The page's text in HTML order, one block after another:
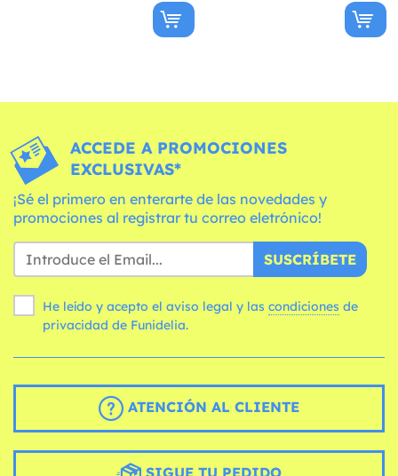
ACCEDE A PROMOCIONES
EXCLUSIVAS*
¡Sé el primero en enterarte de las novedades y
promociones al registrar tu correo eletrónico!
SUSCRÍBETE
He leído y acepto el aviso legal y las condiciones
privacidad de Funidelia.
ATENCIÓN AL CLIENTE
SIGUE TU PEDIDO